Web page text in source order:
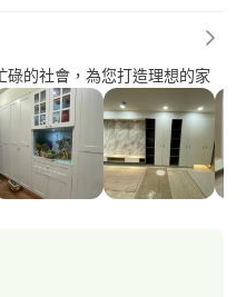
的社會，為您打造理想的家